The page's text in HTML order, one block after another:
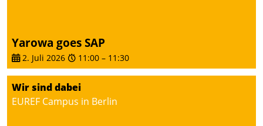
zielgerichtete
Mieterbefragungen – eine
starke Grundlage für
intelligente,
datengestützte
Entscheidungen.
Yarowa goes SAP
2. Juli 2026 11:00 – 11:30
Wir sind dabei
EUREF Campus in Berlin